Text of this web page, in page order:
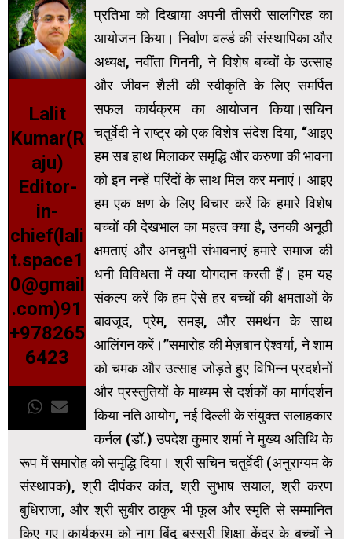
Lalit
Kumar(R
aju)
Editor-
in-
chief(lali
t.space1
0@gmail
.com)91
+978265
6423
प्रतिभा को दिखाया अपनी तीसरी सालगिरह का
आयोजन किया। निर्वाण वर्ल्ड की संस्थापिका और
अध्यक्ष, नवींता गिननी, ने विशेष बच्चों के उत्साह
और जीवन शैली की स्वीकृति के लिए समर्पित
सफल कार्यक्रम का आयोजन किया।सचिन
चतुर्वेदी ने राष्ट्र को एक विशेष संदेश दिया, “आइए
हम सब हाथ मिलाकर समृद्धि और करुणा की भावना
को इन नन्हें परिंदों के साथ मिल कर मनाएं। आइए
हम एक क्षण के लिए विचार करें कि हमारे विशेष
बच्चों की देखभाल का महत्व क्या है, उनकी अनूठी
क्षमताएं और अनचुभी संभावनाएं हमारे समाज की
धनी विविधता में क्या योगदान करती हैं। हम यह
संकल्प करें कि हम ऐसे हर बच्चों की क्षमताओं के
बावजूद, प्रेम, समझ, और समर्थन के साथ
आलिंगन करें।”समारोह की मेज़बान ऐश्वर्या, ने शाम
को चमक और उत्साह जोड़ते हुए विभिन्न प्रदर्शनों
और प्रस्तुतियों के माध्यम से दर्शकों का मार्गदर्शन
किया नति आयोग, नई दिल्ली के संयुक्त सलाहकार
कर्नल (डॉ.) उपदेश कुमार शर्मा ने मुख्य अतिथि के
रूप में समारोह को समृद्धि दिया। श्री सचिन चतुर्वेदी (अनुराग्यम के
संस्थापक), श्री दीपंकर कांत, श्री सुभाष सयाल, श्री करण
बुधिराजा, और श्री सुबीर ठाकुर भी फूल और स्मृति से सम्मानित
किए गए।कार्यक्रम को नाग बिंदु बस्सुरी शिक्षा केंद्र के बच्चों ने